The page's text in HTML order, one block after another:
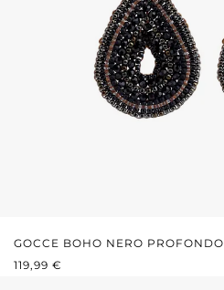
GOCCE BOHO NERO PROFONDO
PREZZO NORMALE:
119,99 €